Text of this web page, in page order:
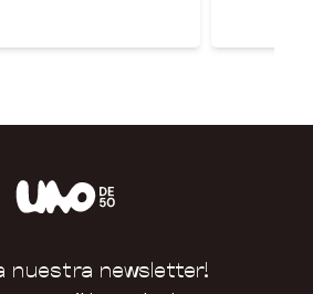
nuestra newsletter!